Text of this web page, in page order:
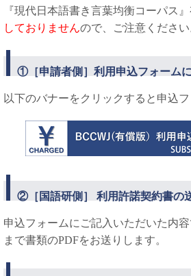
『現代日本語書き言葉均衡コーパス』
しておりませんので、ご注意ください
①［申請者側］利用申込フォーム
以下のバナーをクリックすると申込
②［国語研側］ 利用許諾契約書の
申込フォームにご記入いただいた内
まで書類のPDFをお送りします。